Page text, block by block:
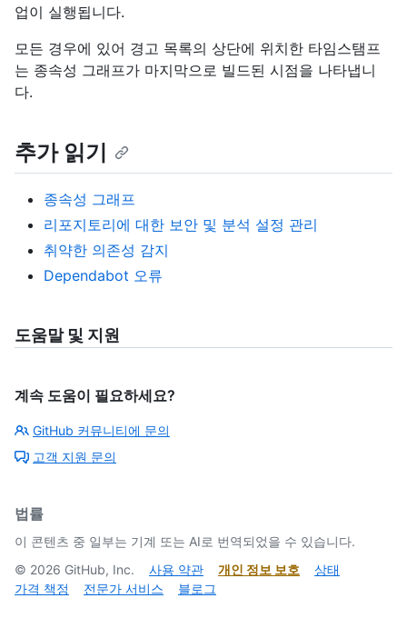
업이 실행됩니다.
모든 경우에 있어 경고 목록의 상단에 위치한 타임스탬프
는 종속성 그래프가 마지막으로 빌드된 시점을 나타냅니
다.
추가 읽기
종속성 그래프
리포지토리에 대한 보안 및 분석 설정 관리
취약한 의존성 감지
Dependabot 오류
도움말 및 지원
계속 도움이 필요하세요?
GitHub 커뮤니티에 문의
고객 지원 문의
법률
이 콘텐츠 중 일부는 기계 또는 AI로 번역되었을 수 있습니다.
© 2026 GitHub, Inc. 사용 약관 개인 정보 보호
상태
가격 책정
전문가 서비스 블로그